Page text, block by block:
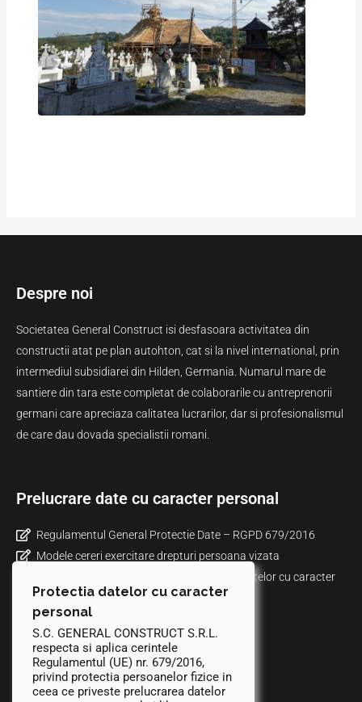
Despre noi
Societatea General Construct isi desfasoara activitatea din
constructii atat pe plan autohton, cat si la nivel international, prin
intermediul subsidiarei din Hilden, Germania. Numarul mare de
santiere din tara este completat de colaborarile cu antreprenorii
germani care apreciaza calitatea lucrarilor, dar si profesionalismul
de care dau dovada specialistii romani.
Prelucrare date cu caracter personal
Regulamentul General Protectie Date – RGPD 679/2016
Modele cereri exercitare drepturi persoana vizata
Informare privind politica de prelucrare a datelor cu caracter
personal prin mijloace video
Politica de confidentialitate
Politica de cookies
ANPC
Protectia datelor cu caracter
personal
S.C. GENERAL CONSTRUCT S.R.L.
respecta si aplica cerintele
Regulamentul (UE) nr. 679/2016,
privind protectia persoanelor fizice in
ceea ce priveste prelucrarea datelor